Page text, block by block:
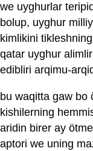
we uyghurlar
bolup, uyghur
kimlikini
qatar uyghur
edibliri arqimu-
bu waqitta gaw bo
kishilerning
aridin birer ay
aptori we uning